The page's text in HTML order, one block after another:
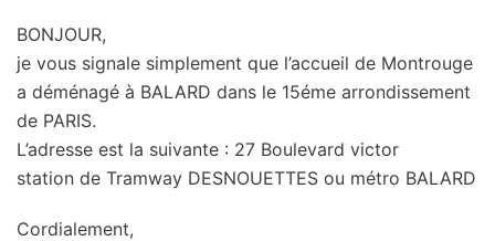
BONJOUR,
je vous signale simplement que l’accueil de Montrouge
a déménagé à BALARD dans le 15éme arrondissement
de PARIS.
L’adresse est la suivante : 27 Boulevard victor
station de Tramway DESNOUETTES ou métro BALARD
Cordialement,